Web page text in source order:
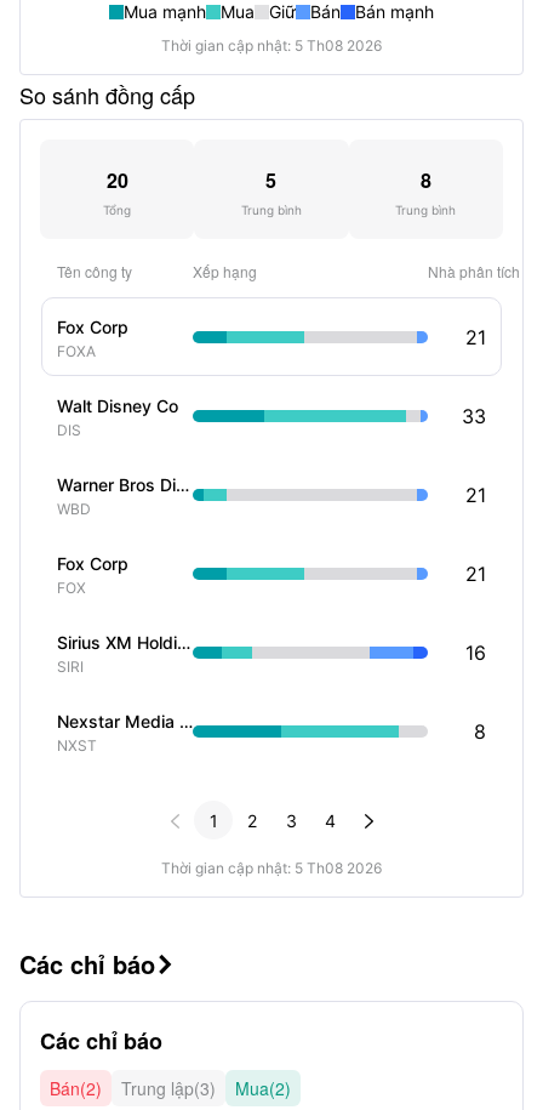
Mua mạnh Mua Giữ Bán Bán mạnh
Thời gian cập nhật: 5 Th08 2026
So sánh đồng cấp
20
Tổng
5
Trung bình
8
Trung bình
Tên công ty Xếp hạng Nhà phân tích
Fox Corp
FOXA
21
Walt Disney Co
DIS
33
Warner Bros Discovery Inc
WBD
21
Fox Corp
FOX
21
Sirius XM Holdings Inc
SIRI
16
Nexstar Media Group Inc
NXST
8
 1 2 3 4 
Thời gian cập nhật: 5 Th08 2026
Các chỉ báo
Các chỉ báo
Bán(2) Trung lập(3) Mua(2)